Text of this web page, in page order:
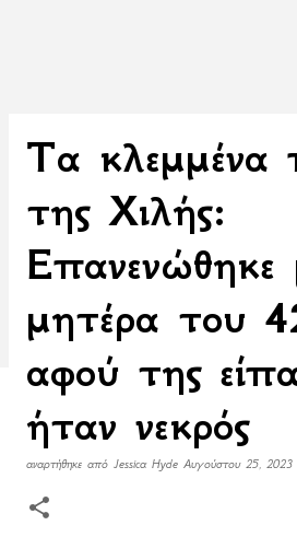
Τα κλεμμένα
της Χιλής:
Επανενώθηκε
μητέρα του
αφού της
ήταν νεκρός
αναρτήθηκε από Jessica Hyde Αυγούστου 25, 2023